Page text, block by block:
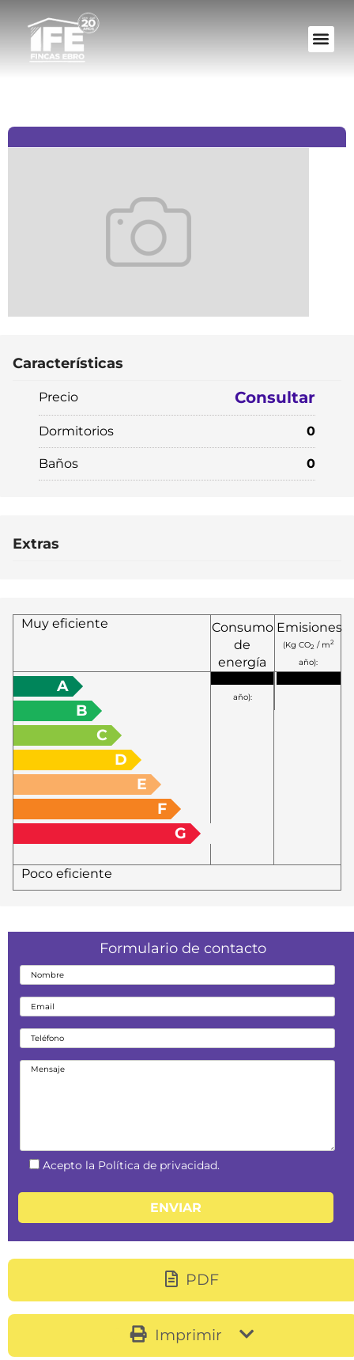
Características
Precio Consultar
Dormitorios 0
Baños 0
Extras
Muy eficiente
Consumo
de
energía
año):
Emisiones
(Kg CO2 / m2
año):
A
B
C
D
E
F
G
Poco eficiente
Formulario de contacto
Acepto la Política de privacidad.
PDF
Imprimir